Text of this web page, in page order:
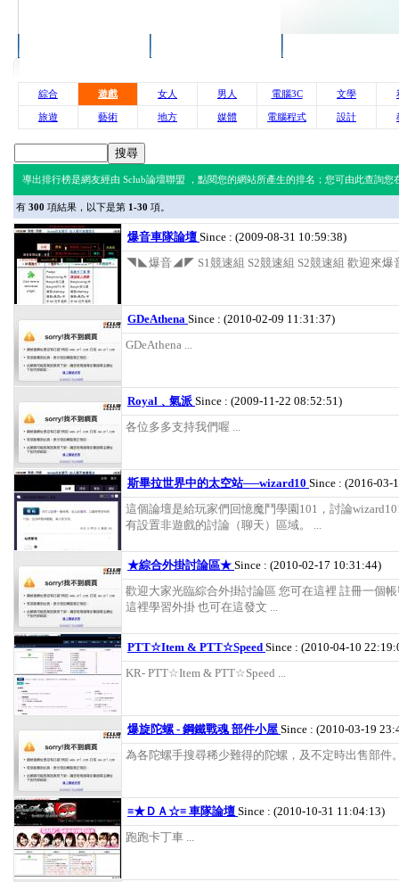
綜合 遊戲 女人 男人 電腦3C 文學
旅遊 藝術 地方 媒體 電腦程式 設計
導出排行榜是網友經由 Sclub論壇聯盟 ，點閱您的網站所產生的排名；您可由此查詢您
有 300 項結果，以下是第 1-30 項。
爆音車隊論壇 Since : (2009-08-31 10:59:38)
◥◣爆音◢◤ S1競速組 S2競速組 S2競速組 歡迎來爆
GDeAthena Since : (2010-02-09 11:31:37)
GDeAthena ...
Royal﹑氣派 Since : (2009-11-22 08:52:51)
各位多多支持我們喔 ...
斯畢拉世界中的太空站──wizard10 Since : (2016-03-
這個論壇是給玩家們回憶魔鬥學園101，討論
有設置非遊戲的討論（聊天）區域。 ...
★綜合外掛討論區★ Since : (2010-02-17 10:31:44)
歡迎大家光臨綜合外掛討論區 您可在這裡 註冊一個
這裡學習外掛 也可在這發文 ...
PTT☆Item & PTT☆Speed Since : (2010-04-10
KR- PTT☆Item & PTT☆Speed ...
爆旋陀螺 - 鋼鐵戰魂 部件小屋 Since : (2010-03-19
為各陀螺手搜尋稀少難得的陀螺，及不定時出售部件
≡★ＤＡ☆≡ 車隊論壇 Since : (2010-10-31 11:04:13)
跑跑卡丁車 ...